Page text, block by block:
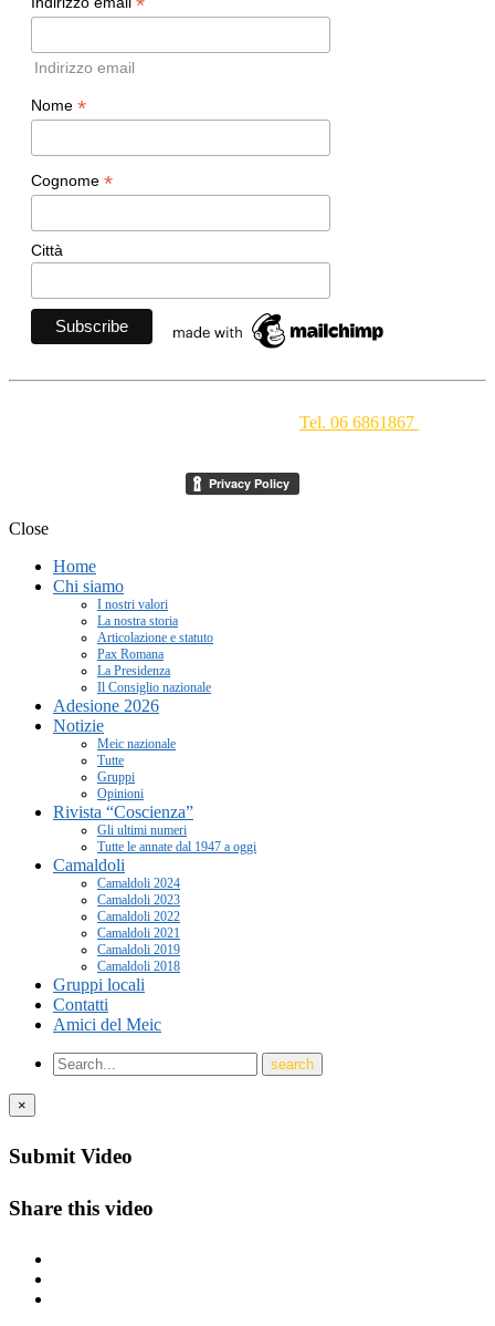
*
Indirizzo email
Nome *
Cognome *
Città
Tel. 06 6861867
Close
Home
Chi siamo
I nostri valori
La nostra storia
Articolazione e statuto
Pax Romana
La Presidenza
Il Consiglio nazionale
Adesione 2026
Notizie
Meic nazionale
Tutte
Gruppi
Opinioni
Rivista “Coscienza”
Gli ultimi numeri
Tutte le annate dal 1947 a oggi
Camaldoli
Camaldoli 2024
Camaldoli 2023
Camaldoli 2022
Camaldoli 2021
Camaldoli 2019
Camaldoli 2018
Gruppi locali
Contatti
Amici del Meic
×
Submit Video
Share this video